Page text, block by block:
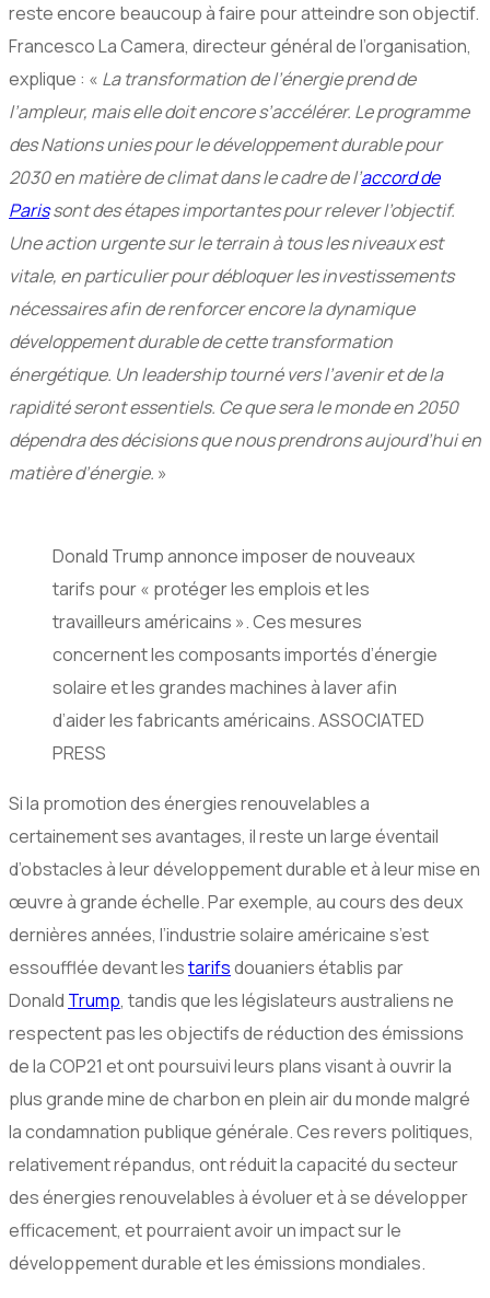
reste encore beaucoup à faire pour atteindre son objectif.
Francesco La Camera, directeur général de l’organisation,
explique : « La transformation de l’énergie prend de
l’ampleur, mais elle doit encore s’accélérer. Le programme
des Nations unies pour le développement durable pour
2030 en matière de climat dans le cadre de l’accord de
Parissont des étapes importantes pour relever l’objectif.
Une action urgente sur le terrain à tous les niveaux est
vitale, en particulier pour débloquer les investissements
nécessaires afin de renforcer encore la dynamique
développement durable de cette transformation
énergétique. Un leadership tourné vers l’avenir et de la
rapidité seront essentiels. Ce que sera le monde en 2050
dépendra des décisions que nous prendrons aujourd’hui en
matière d’énergie. »
Donald Trump annonce imposer de nouveaux
tarifs pour « protéger les emplois et les
travailleurs américains ». Ces mesures
concernent les composants importés d’énergie
solaire et les grandes machines à laver afin
d’aider les fabricants américains. ASSOCIATED
PRESS
Si la promotion des énergies renouvelables a
certainement ses avantages, il reste un large éventail
d’obstacles à leur développement durable et à leur mise en
œuvre à grande échelle. Par exemple, au cours des deux
dernières années, l’industrie solaire américaine s’est
essoufflée devant lestarifsdouaniers établis par
Donald Trump, tandis que les législateurs australiens ne
respectent pas les objectifs de réduction des émissions
de la COP21 et ont poursuivi leurs plans visant à ouvrir la
plus grande mine de charbon en plein air du monde malgré
la condamnation publique générale. Ces revers politiques,
relativement répandus, ont réduit la capacité du secteur
des énergies renouvelables à évoluer et à se développer
efficacement, et pourraient avoir un impact sur le
développement durable et les émissions mondiales.